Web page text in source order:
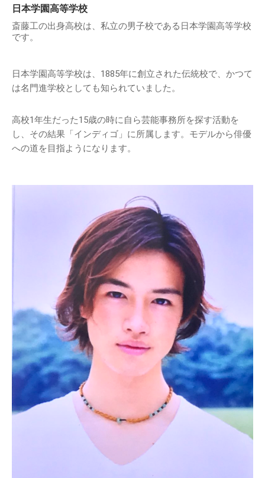
日本学園高等学校
斎藤工の出身高校は、私立の男子校である日本学園高等学校
です。
日本学園高等学校は、1885年に創立された伝統校で、かつて
は名門進学校としても知られていました。
高校1年生だった15歳の時に自ら芸能事務所を探す活動を
し、その結果「インディゴ」に所属します。モデルから俳優
への道を目指ようになります。